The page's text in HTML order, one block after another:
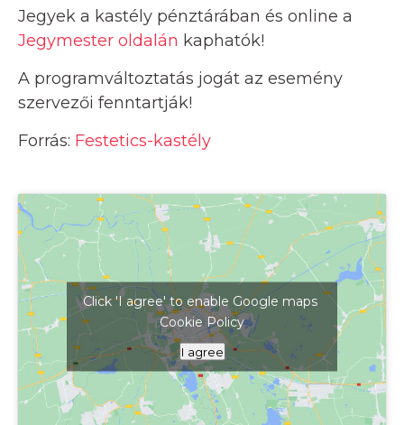
Jegyek a kastély pénztárában és online a
Jegymester oldalán kaphatók!
A programváltoztatás jogát az esemény
szervezői fenntartják!
Forrás: Festetics-kastély
Kattints ide a térkép megjelenítéséhez
Click 'I agree' to enable Google maps
Cookie Policy
I agree